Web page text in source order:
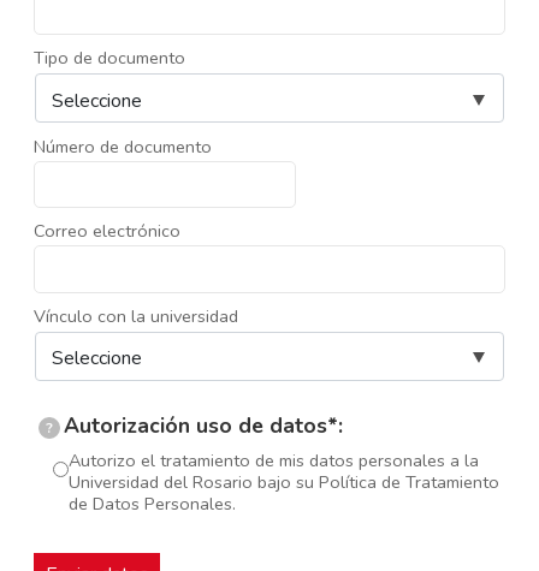
Tipo de documento
Número de documento
Correo electrónico
Vínculo con la universidad
? Autorización uso de datos*:
Autorizo el tratamiento de mis datos personales a la
Universidad del Rosario bajo su Política de Tratamiento
de Datos Personales.